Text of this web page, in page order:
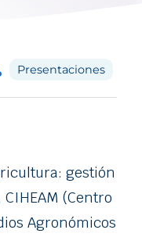
Presentaciones
gestión
(Centro
Agronómicos